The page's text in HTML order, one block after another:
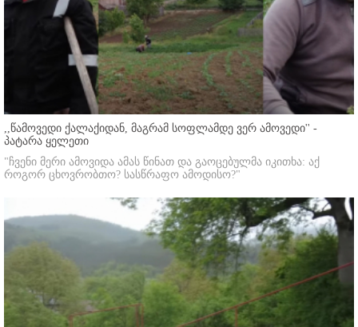
,,წამოვედი ქალაქიდან, მაგრამ სოფლამდე ვერ ამოვედი'' -
პატარა ყელეთი
"ჩვენი მერი ამოვიდა ამას წინათ და გაოცებულმა იკითხა: აქ
როგორ ცხოვრობთო? სასწრაფო ამოდისო?"